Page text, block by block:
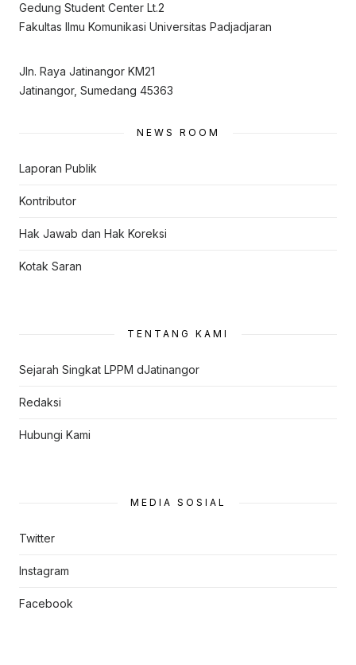
Gedung Student Center Lt.2
Fakultas Ilmu Komunikasi Universitas Padjadjaran
Jln. Raya Jatinangor KM21
Jatinangor, Sumedang 45363
NEWS ROOM
Laporan Publik
Kontributor
Hak Jawab dan Hak Koreksi
Kotak Saran
TENTANG KAMI
Sejarah Singkat LPPM dJatinangor
Redaksi
Hubungi Kami
MEDIA SOSIAL
Twitter
Instagram
Facebook